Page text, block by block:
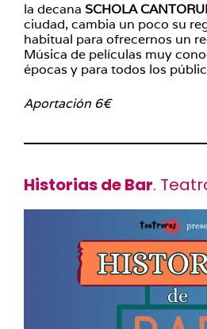
la decana SCHOLA
ciudad, cambia un poco su
habitual para ofrecernos un
Música de películas muy
épocas y para todos los
Aportación 6€
Historias de Bar.